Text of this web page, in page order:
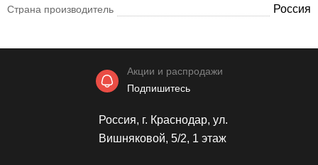
Страна производитель Россия
Акции и распродажи
Подпишитесь
Россия, г. Краснодар, ул.
Вишняковой, 5/2, 1 этаж